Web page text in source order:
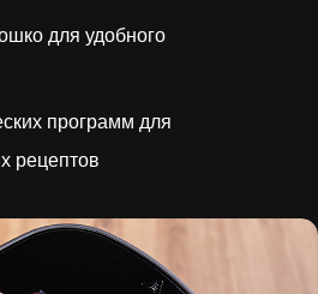
для удобного
программ для
рецептов